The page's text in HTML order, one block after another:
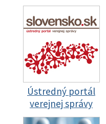
Ústredný portál
verejnej správy